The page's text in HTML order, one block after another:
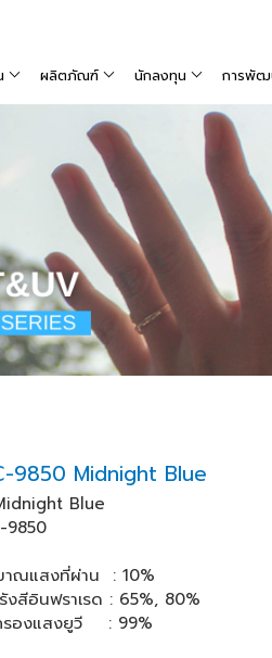
ผลิตภัณฑ์ นักลงทุน การพัฒ
9850 Midnight Blue
Blue
9850
าณแสงที่ผ่าน : 10%
งสีอินฟราเรด : 65%, 80%
รองแสงยูวี : 99%